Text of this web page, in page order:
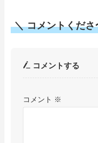
＼ コメントくださ
コメントする
コメント ※